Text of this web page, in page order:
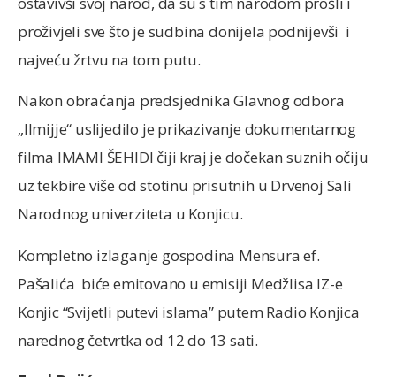
proživjeli sve što je sudbina donijela podnijevši i
najveću žrtvu na tom putu.
Nakon obraćanja predsjednika Glavnog odbora
„Ilmijje“ uslijedilo je prikazivanje dokumentarnog
filma IMAMI ŠEHIDI čiji kraj je dočekan suznih očiju
uz tekbire više od stotinu prisutnih u Drvenoj Sali
Narodnog univerziteta u Konjicu.
Kompletno izlaganje gospodina Mensura ef.
Pašalića biće emitovano u emisiji Medžlisa IZ-e
Konjic “Svijetli putevi islama” putem Radio Konjica
narednog četvrtka od 12 do 13 sati.